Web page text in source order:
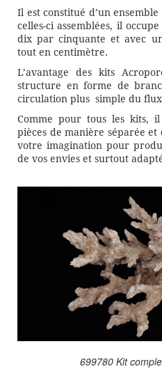
Il est constitué d’un
celles-ci assemblées, il
dix par cinquante et avec
tout en centimètre.
L’avantage des kits
structure en forme de
circulation plus simple du flux
Comme pour tous les kits, il
pièces de manière séparée
votre imagination pour
de vos envies et surtout
699780 Kit